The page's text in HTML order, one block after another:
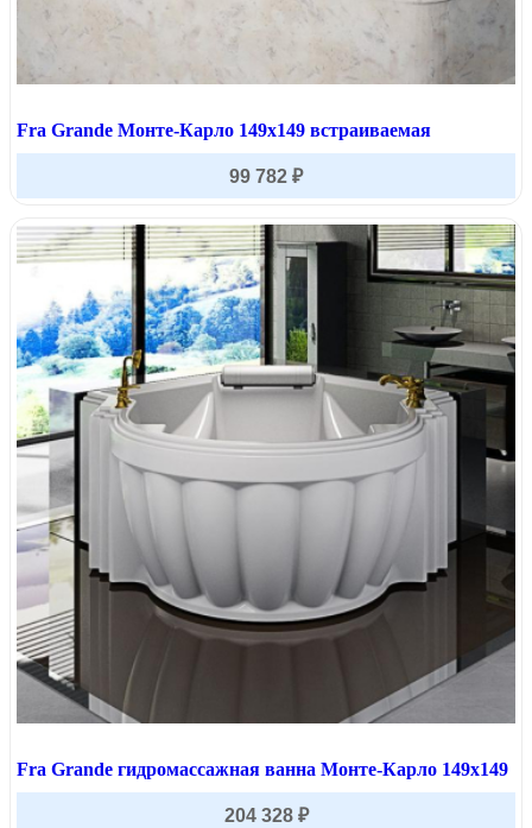
Fra Grande Монте-Карло 149х149 встраиваемая
99 782 ₽
Fra Grande гидромассажная ванна Монте-Карло 149х149
204 328 ₽